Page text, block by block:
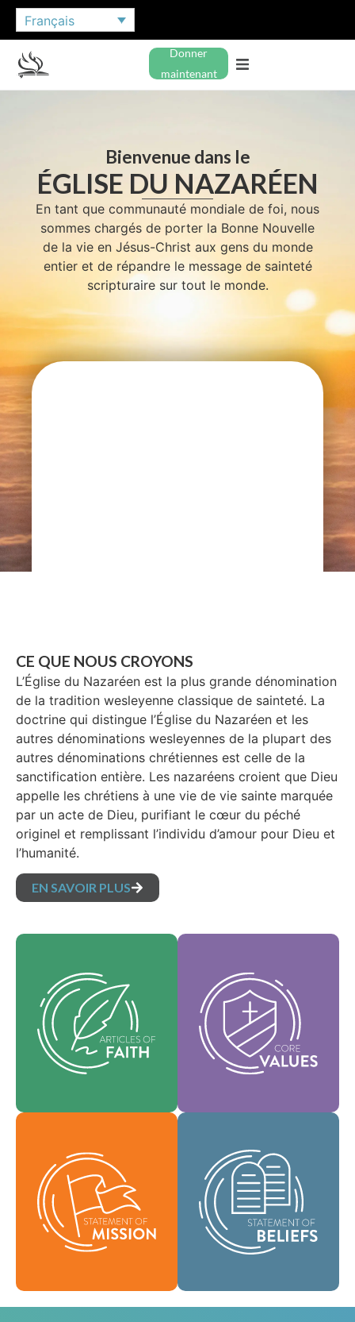
Français
Donner
maintenant
Bienvenue dans le
ÉGLISE DU NAZARÉEN
En tant que communauté mondiale de foi, nous
sommes chargés de porter la Bonne Nouvelle
de la vie en Jésus-Christ aux gens du monde
entier et de répandre le message de sainteté
scripturaire sur tout le monde.
CE QUE NOUS CROYONS
L’Église du Nazaréen est la plus grande dénomination
de la tradition wesleyenne classique de sainteté. La
doctrine qui distingue l’Église du Nazaréen et les
autres dénominations wesleyennes de la plupart des
autres dénominations chrétiennes est celle de la
sanctification entière. Les nazaréens croient que Dieu
appelle les chrétiens à une vie de vie sainte marquée
par un acte de Dieu, purifiant le cœur du péché
originel et remplissant l’individu d’amour pour Dieu et
l’humanité.
EN SAVOIR PLUS
fondamentales et
exposent les vérités
essentielles qui
guident chaque
domaine de pratique.
identité et
soutiennent la vision
de notre
dénomination et
aident à façonner
Valeurs
mission définit qui
nous sommes,
pourquoi nous
existons et notre
raison d'être.
En tant que
mondiale de foi, nous
porter la bonne
nouvelle de la vie en
Jésus-Christ aux gens
du monde entier et de
répandre le message
de sainteté
les pays.